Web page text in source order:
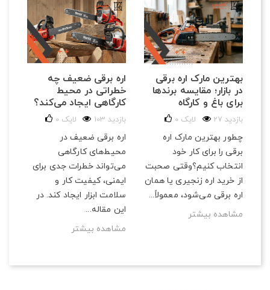
اره برقی ضعیف چه
خطراتی در محیط
کارگاهی ایجاد می‌کند؟
103 بازدید 0 لایک
اره برقی ضعیف در
محیط‌های کارگاهی
می‌تواند خطرات جدی برای
ایمنی، کیفیت کار و
سلامت ابزار ایجاد کند. در
این مقاله...
مشاهده بیشتر
بهترین مارک اره برقی
در بازار؛ مقایسه برندها
برای باغ و کارگاه
27 بازدید 0 لایک
چطور بهترین مارک اره
برقی را برای کار خود
انتخاب کنیم؟وقتی صحبت
از خرید اره زنجیری یا همان
اره برقی می‌شود، معمولاً...
مشاهده بیشتر